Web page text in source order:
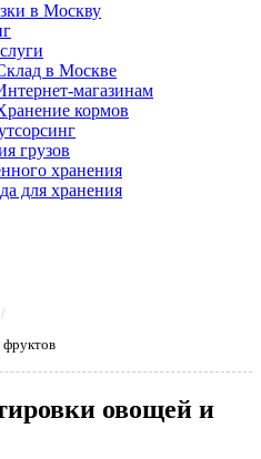
в Москву
в Москве
магазинам
кормов
грузов
хранения
для хранения
/
овощей и